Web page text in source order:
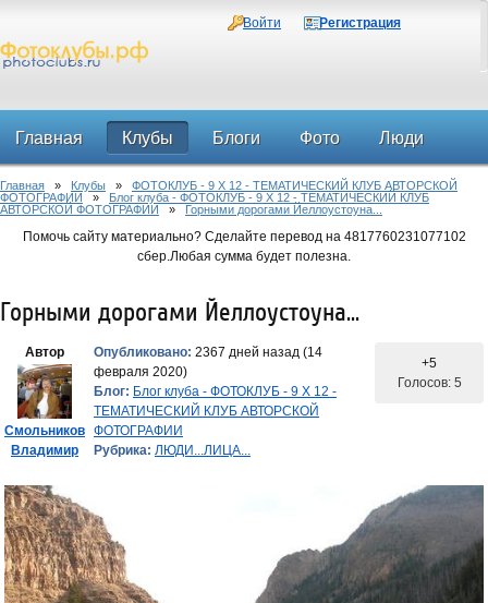
Войти Регистрация
Главная Клубы Блоги Фото Люди
Форум
Главная » Клубы » ФОТОКЛУБ - 9 Х 12 - ТЕМАТИЧЕСКИЙ КЛУБ АВТОРСКОЙ
ФОТОГРАФИИ » Блог клуба - ФОТОКЛУБ - 9 Х 12 - ТЕМАТИЧЕСКИЙ КЛУБ
АВТОРСКОЙ ФОТОГРАФИИ » Горными дорогами Йеллоустоуна...
Помочь сайту материально? Сделайте перевод на 4817760231077102
сбер.Любая сумма будет полезна.
Горными дорогами Йеллоустоуна...
Автор
Смольников
Владимир
Опубликовано: 2367 дней назад (14
февраля 2020)
Блог: Блог клуба - ФОТОКЛУБ - 9 Х 12 -
ТЕМАТИЧЕСКИЙ КЛУБ АВТОРСКОЙ
ФОТОГРАФИИ
Рубрика: ЛЮДИ...ЛИЦА...
+5
Голосов: 5